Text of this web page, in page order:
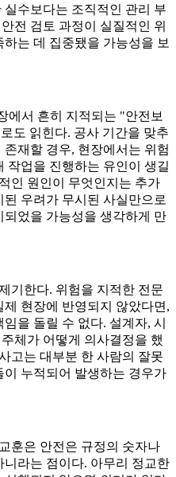
수보다는 조직적인 관리 부
전 검토 과정이 실질적인 위
는 데 집중됐을 가능성을 보
에서 흔히 지적되는 "안전보
도 읽힌다. 공사 기간을 맞추
재할 경우, 현장에서는 위험
작업을 진행하는 유인이 생길
인 원인이 무엇인지는 추가
우려가 무시된 사실만으로
었을 가능성을 생각하게 만
기한다. 위험을 지적한 전문
현장에 반영되지 않았다면,
을 돌릴 수 없다. 설계자, 시
체가 어떻게 의사결정을 했
고는 대부분 한 사람의 잘못
이 누적되어 발생하는 경우가
훈은 안전은 규정의 숫자나
라는 점이다. 아무리 정교한